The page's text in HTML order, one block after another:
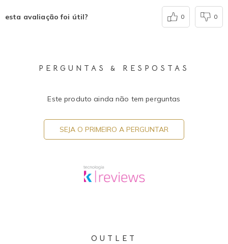
esta avaliação foi útil? 0 0
PERGUNTAS & RESPOSTAS
Este produto ainda não tem perguntas
SEJA O PRIMEIRO A PERGUNTAR
OUTLET